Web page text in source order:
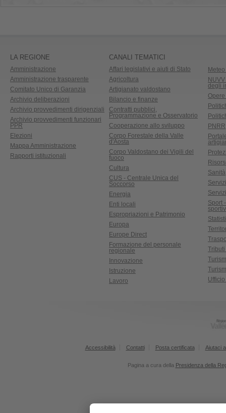
LA REGIONE
Amministrazione
Amministrazione trasparente
Comitato Unico di Garanzia
Archivio deliberazioni
Archivio provvedimenti dirigenziali
Archivio provvedimenti funzionari
PPR
Elezioni
Mappa Amministrazione
Rapporti istituzionali
CANALI TEMATICI
Affari legislativi e aiuti di Stato
Agricoltura
Artigianato valdostano
Bilancio e finanze
Contratti pubblici,
Programmazione e Osservatorio
Cooperazione allo sviluppo
Corpo Forestale della Valle
d'Aosta
Corpo Valdostano dei Vigili del
fuoco
Cultura
CUS - Centrale Unica del
Soccorso
Energia
Enti locali
Espropriazioni e Patrimonio
Europa
Europe Direct
Formazione del personale
regionale
Innovazione
Istruzione
Lavoro
degli
PNRR
Sanità
Sport
Accessibilità Contatti Posta certificata Aiutaci
Pagina a cura della Presidenza della